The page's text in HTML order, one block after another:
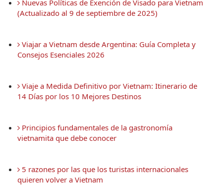
Nuevas Políticas de Exención de Visado para Vietnam
(Actualizado al 9 de septiembre de 2025)
Viajar a Vietnam desde Argentina: Guía Completa y
Consejos Esenciales 2026
Viaje a Medida Definitivo por Vietnam: Itinerario de
14 Días por los 10 Mejores Destinos
Principios fundamentales de la gastronomía
vietnamita que debe conocer
5 razones por las que los turistas internacionales
quieren volver a Vietnam